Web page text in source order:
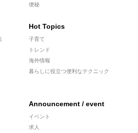
便秘
Hot Topics
子育て
トレンド
海外情報
暮らしに役立つ便利なテクニック
Announcement / event
イベント
求人